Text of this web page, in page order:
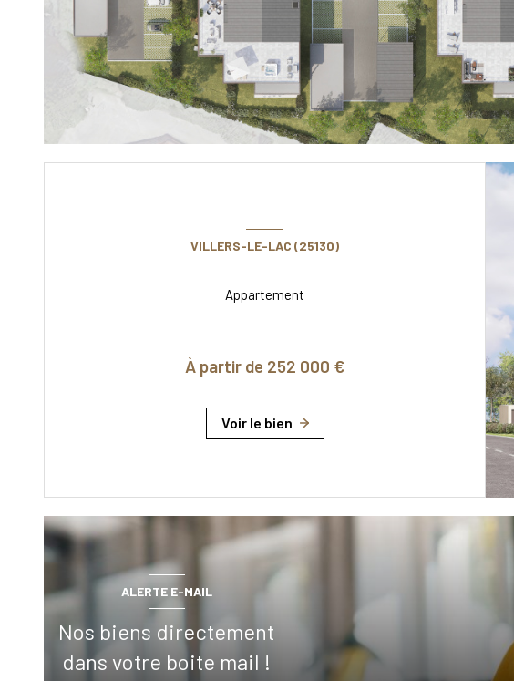
VILLERS-LE-LAC (25130)
Appartement
À partir de 252 000 €
Voir le bien
ALERTE E-MAIL
Nos biens directement
dans votre boite mail !